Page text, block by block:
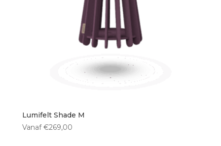
Lumifelt Shade M
Vanaf €269,00